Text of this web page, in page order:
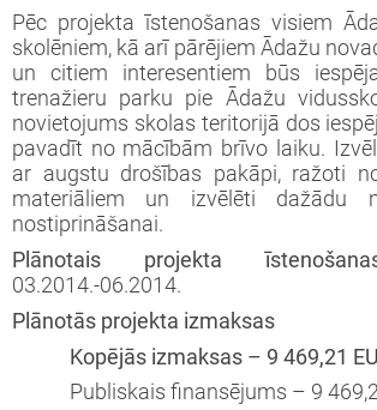
Pēc projekta īstenošanas visiem
skolēniem, kā arī pārējiem Ādažu
un citiem interesentiem būs
trenažieru parku pie Ādažu
novietojums skolas teritorijā dos
pavadīt no mācībām brīvo laiku.
ar augstu drošības pakāpi, ražoti
materiāliem un izvēlēti dažādu
nostiprināšanai.
Plānotais projekta
03.2014.-06.2014.
Plānotās projekta izmaksas
Kopējās izmaksas – 9 469,21
Publiskais finansējums – 9